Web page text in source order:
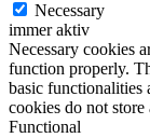
Necessary
immer aktiv
Necessary cookies
function properly.
basic functionalities
cookies do not
Functional